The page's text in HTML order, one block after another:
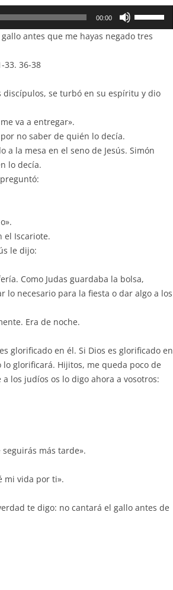
00:00
teclas
para
el
antes que me hayas negado tres
33. 36-38
discípulos, se turbó en su espíritu y dio
va a entregar».
no saber de quién lo decía.
a la mesa en el seno de Jesús. Simón
lo decía.
el Iscariote.
le dijo:
Como Judas guardaba la bolsa,
lo necesario para la fiesta o dar algo a los
Era de noche.
glorificado en él. Si Dios es glorificado en
glorificará. Hijitos, me queda poco de
los judíos os lo digo ahora a vosotros:
más tarde».
mi vida por ti».
te digo: no cantará el gallo antes de